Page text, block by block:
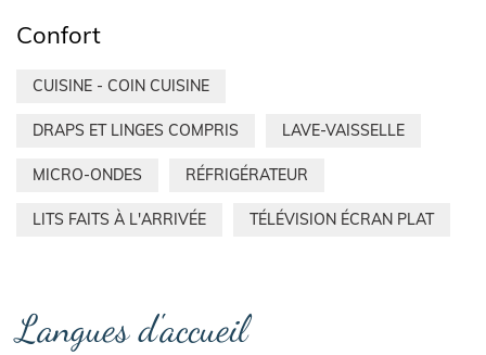
Confort
CUISINE - COIN CUISINE
DRAPS ET LINGES COMPRIS LAVE-VAISSELLE
MICRO-ONDES RÉFRIGÉRATEUR
LITS FAITS À L'ARRIVÉE TÉLÉVISION ÉCRAN PLAT
Langues d'accueil